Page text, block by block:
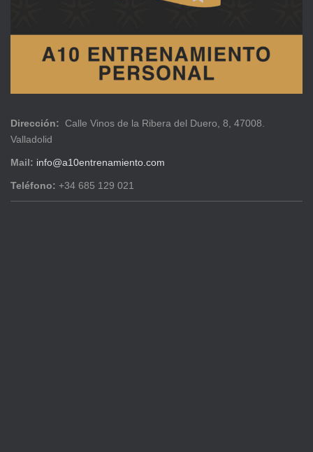
Dirección: Calle Vinos de la Ribera del Duero, 8, 47008.
Valladolid
Mail: info@a10entrenamiento.com
Teléfono: +34 685 129 021